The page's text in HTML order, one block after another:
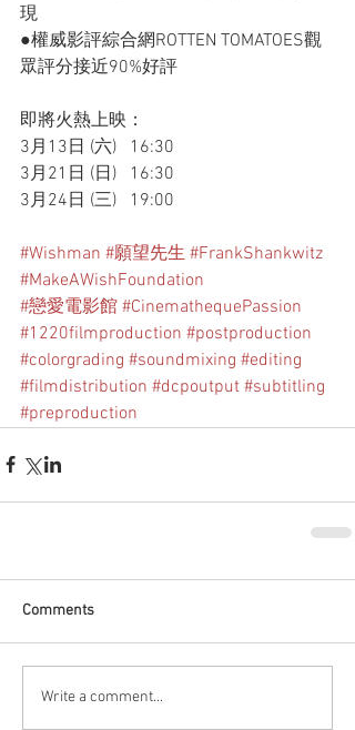
現
●權威影評綜合網ROTTEN TOMATOES觀
眾評分接近90%好評
即將火熱上映：
3月13日 (六)   16:30
3月21日 (日)   16:30
3月24日 (三)   19:00
#Wishman #願望先生 #FrankShankwitz
#MakeAWishFoundation
#戀愛電影館 #CinemathequePassion
#1220filmproduction #postproduction
#colorgrading #soundmixing #editing
#filmdistribution #dcpoutput #subtitling
#preproduction
Comments
Write a comment...